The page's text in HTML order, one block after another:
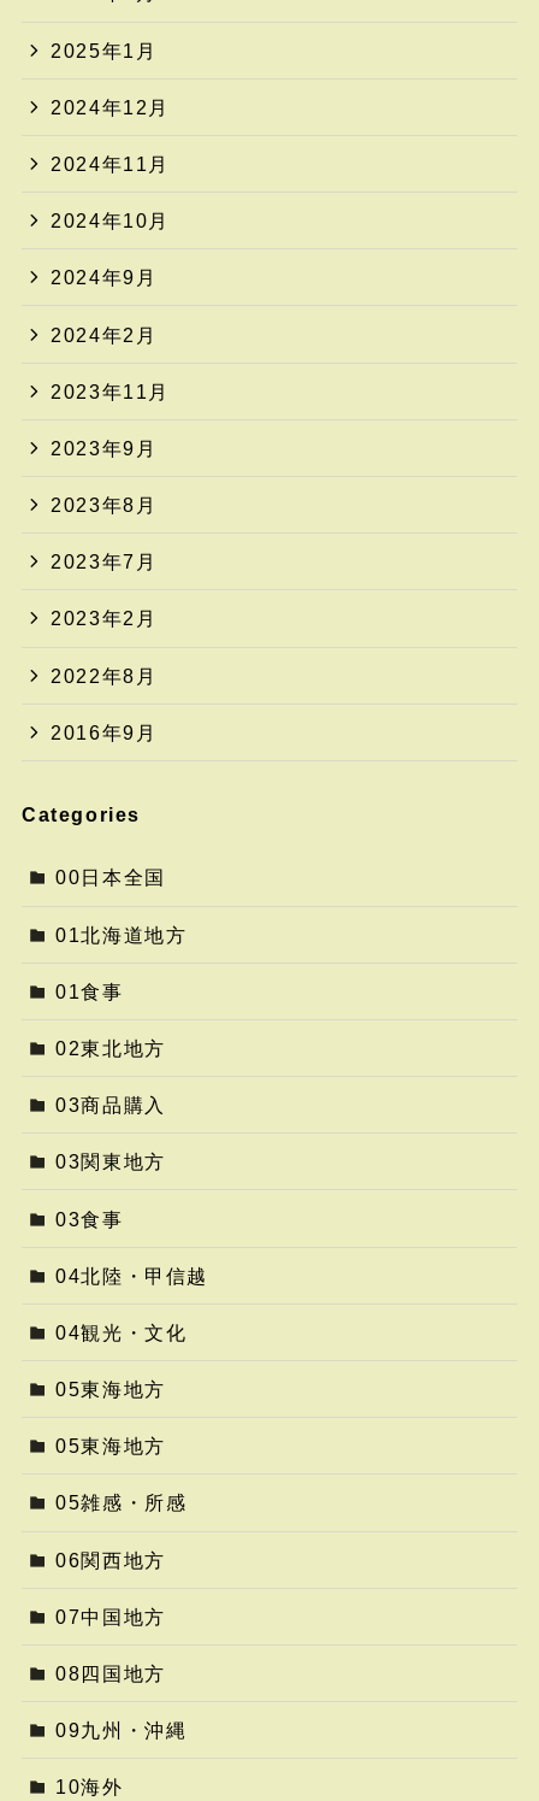
2025年1月
2024年12月
2024年11月
2024年10月
2024年9月
2024年2月
2023年11月
2023年9月
2023年8月
2023年7月
2023年2月
2022年8月
2016年9月
Categories
00日本全国
01北海道地方
01食事
02東北地方
03商品購入
03関東地方
03食事
04北陸・甲信越
04観光・文化
05東海地方
05東海地方
05雑感・所感
06関西地方
07中国地方
08四国地方
09九州・沖縄
10海外